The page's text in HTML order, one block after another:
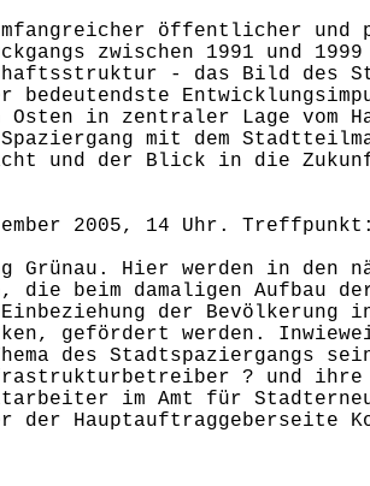
öffentlicher
zwischen 1991 und
- das Bild des
Osten in zentraler Lage vom
mit dem
und der Blick in die
2005, 14 Uhr.
Grünau. Hier werden in den
die beim damaligen Aufbau
der Bevölkerung
gefördert werden.
des Stadtspaziergangs
? und ihre
im Amt für
Hauptauftraggeberseite